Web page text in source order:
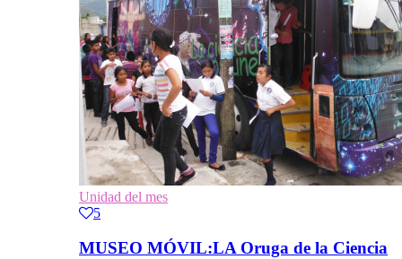
Unidad del mes
5
MUSEO MÓVIL:LA Oruga de la Ciencia